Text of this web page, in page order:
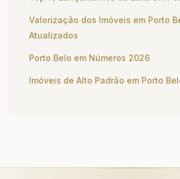
Valorização dos Imóveis em Porto
Atualizados
Porto Belo em Números 2026
Imóveis de Alto Padrão em Porto